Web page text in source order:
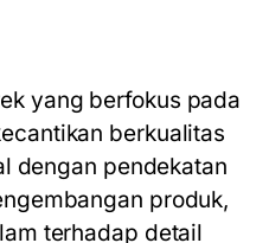
yang berfokus pada
berkualitas
dengan pendekatan
produk,
terhadap detail